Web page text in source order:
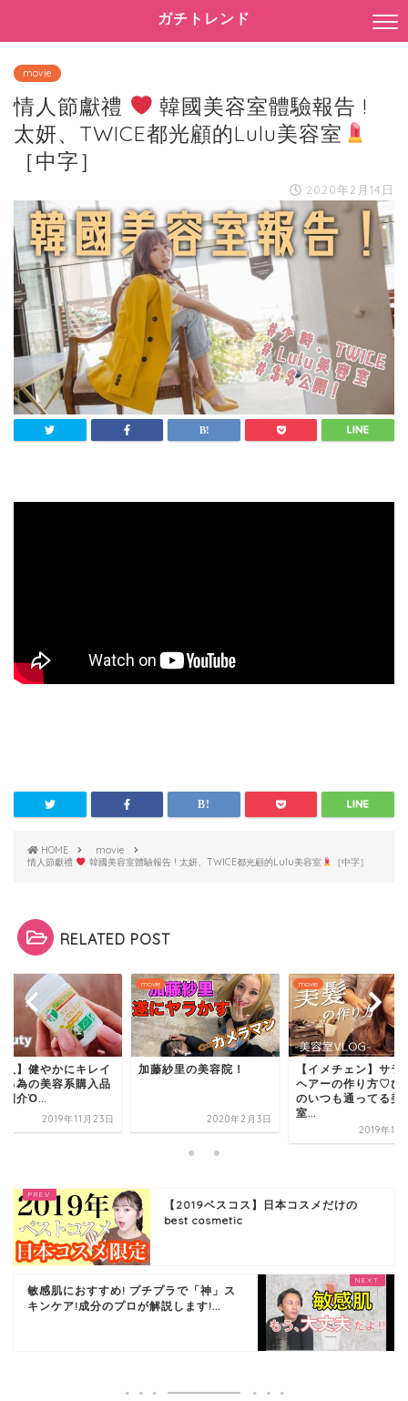
ガチトレンド
movie
情人節獻禮
韓國美容室體驗報告 !
太妍、TWICE都光顧的Lulu美容室
［中字］
2020年2月14日
HOME
movie
情人節獻禮
韓國美容室體驗報告 ! 太妍、TWICE都光顧的Lulu美容室 ［中字］
RELATED POST
入】健やかにキレイ
る為の美容系購入品
紹介Ὀ...
2019年11月23日
movie
加藤紗里の美容院！
2020年2月3日
movie
【イメチェン】サラ
ヘアーの作り方♡ひ
のいつも通ってる美
室...
2019年11
【2019ベスコス】日本コスメだけの
best cosmetic
敏感肌におすすめ! プチプラで「神」ス
キンケア!成分のプロが解説します!...